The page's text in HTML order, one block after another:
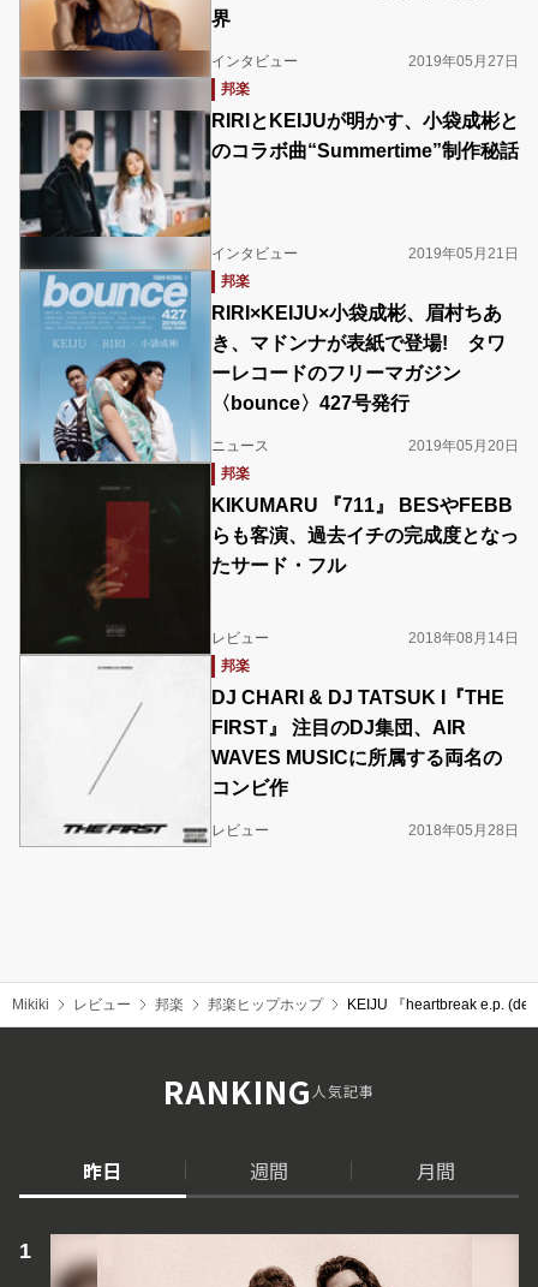
界
インタビュー
2019年05月27日
邦楽
RIRIとKEIJUが明かす、小袋成彬と
のコラボ曲“Summertime”制作秘話
インタビュー
2019年05月21日
邦楽
RIRI×KEIJU×小袋成彬、眉村ちあ
き、マドンナが表紙で登場! タワ
ーレコードのフリーマガジン
〈bounce〉427号発行
ニュース
2019年05月20日
邦楽
KIKUMARU 『711』 BESやFEBB
らも客演、過去イチの完成度となっ
たサード・フル
レビュー
2018年08月14日
邦楽
DJ CHARI & DJ TATSUK I『THE
FIRST』 注目のDJ集団、AIR
WAVES MUSICに所属する両名の
コンビ作
レビュー 2018年05月28日
Mikiki レビュー 邦楽 邦楽ヒップホップ KEIJU 『heartbreak e.p.
RANKING人気記事
昨日 週間 月間